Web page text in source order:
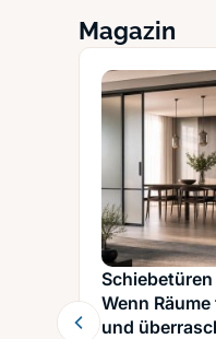
Magazin
Wenn
und